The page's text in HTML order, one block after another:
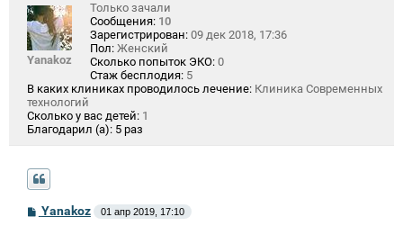
Yanakoz
Только зачали
Сообщения: 10
Зарегистрирован: 09 дек 2018, 17:36
Пол: Женский
Сколько попыток ЭКО: 0
Стаж бесплодия: 5
В каких клиниках проводилось лечение: Клиника Современных
технологий
Сколько у вас детей: 1
Благодарил (а): 5 раз
СYanakoz 01 апр 2019, 17:10